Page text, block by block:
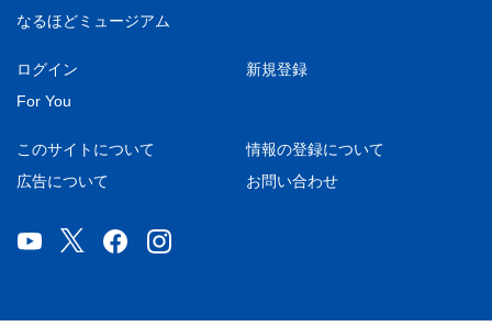
なるほどミュージアム
ログイン
新規登録
For You
このサイトについて
情報の登録について
広告について
お問い合わせ